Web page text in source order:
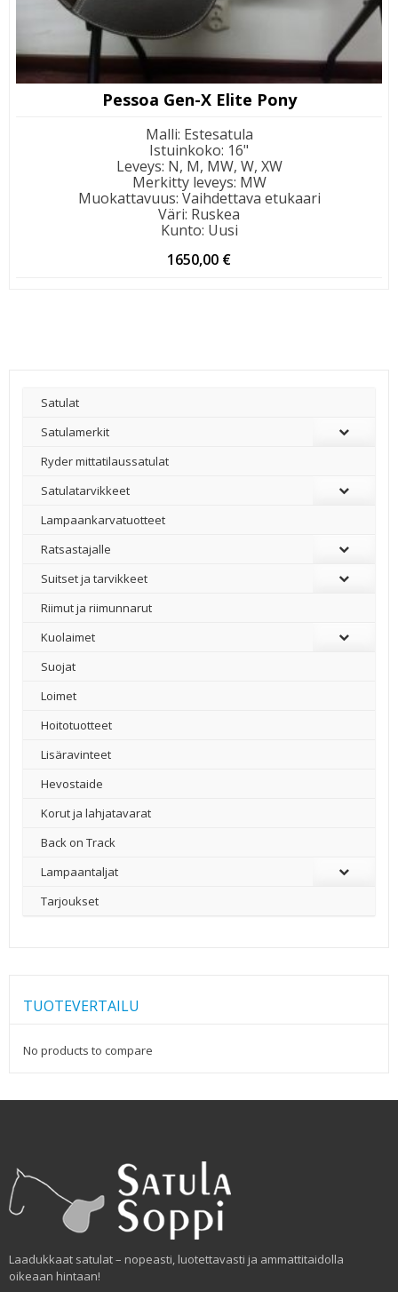
Pessoa Gen-X Elite Pony
Malli: Estesatula
Istuinkoko: 16"
Leveys: N, M, MW, W, XW
Merkitty leveys: MW
Muokattavuus: Vaihdettava etukaari
Väri: Ruskea
Kunto: Uusi
1650,00 €
Satulat
Satulamerkit
Ryder mittatilaussatulat
Satulatarvikkeet
–
Lampaankarvatuotteet
Ratsastajalle
Suitset ja tarvikkeet
Riimut ja riimunnarut
Kuolaimet
Suojat
Loimet
Hoitotuotteet
Lisäravinteet
Hevostaide
Korut ja lahjatavarat
Back on Track
Lampaantaljat
Tarjoukset
TUOTEVERTAILU
No products to compare
Laadukkaat satulat – nopeasti, luotettavasti ja ammattitaidolla
oikeaan hintaan!